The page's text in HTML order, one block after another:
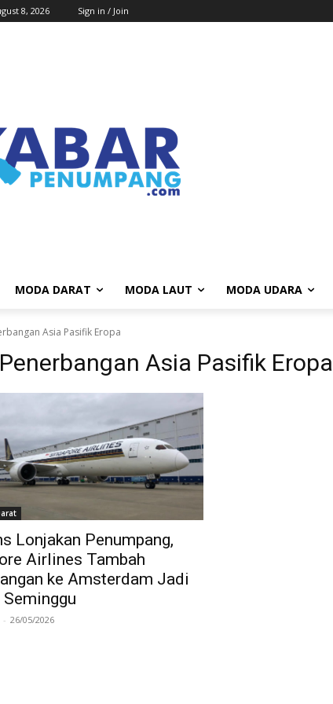
8, 2026 Sign in / Join
MODA DARAT MODA LAUT MODA UDARA
Asia Pasifik Eropa
Penerbangan Asia Pasifik Eropa
Lonjakan Penumpang,
Airlines Tambah
ke Amsterdam Jadi
- 26/05/2026